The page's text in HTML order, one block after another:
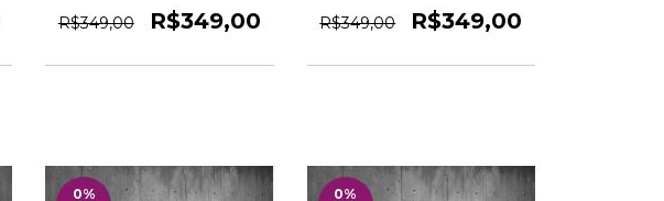
Novo
R$349,00 R$349,00
R$349,00
R$349,00
0%
0%